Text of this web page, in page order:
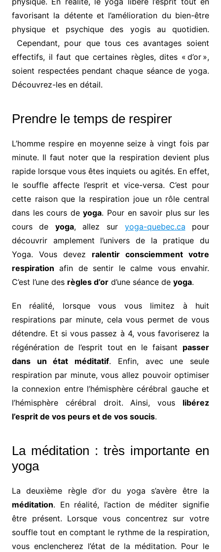
favorisant la détente et l’amélioration du bien-être
physique et psychique des yogis au quotidien.
Cependant, pour que tous ces avantages soient
effectifs, il faut que certaines règles, dites « d’or »,
soient respectées pendant chaque séance de yoga.
Découvrez-les en détail.
Prendre le temps de respirer
L’homme respire en moyenne seize à vingt fois par
minute. Il faut noter que la respiration devient plus
rapide lorsque vous êtes inquiets ou agités. En effet,
le souffle affecte l’esprit et vice-versa. C’est pour
cette raison que la respiration joue un rôle central
dans les cours deyoga. Pour en savoir plus sur les
cours de yoga, allez sur yoga-quebec.ca pour
découvrir amplement l’univers de la pratique du
Yoga. Vous devez ralentir consciemment votre
respiration afin de sentir le calme vous envahir.
C’est l’une des règles d’ord’une séance de yoga.
En réalité, lorsque vous vous limitez à huit
respirations par minute, cela vous permet de vous
détendre. Et si vous passez à 4, vous favoriserez la
régénération de l’esprit tout en le faisant passer
dans un état méditatif. Enfin, avec une seule
respiration par minute, vous allez pouvoir optimiser
la connexion entre l’hémisphère cérébral gauche et
l’hémisphère cérébral droit. Ainsi, vous libérez
l’esprit de vos peurs et de vos soucis.
La méditation : très importante en
yoga
La deuxième règle d’or du yoga s’avère être la
méditation. En réalité, l’action de méditer signifie
être présent. Lorsque vous concentrez sur votre
souffle tout en comptant le rythme de la respiration,
vous enclencherez l’état de la méditation. Pour le